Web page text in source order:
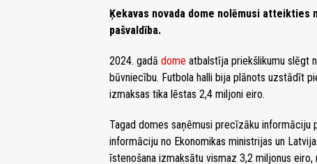
Ķekavas novada dome nolēmusi atteikties
pašvaldība.
2024. gadā dome atbalstīja priekšlikumu slēgt
būvniecību. Futbola halli bija plānots uzstādīt
izmaksas tika lēstas 2,4 miljoni eiro.
Tagad domes saņēmusi precīzāku informāciju
informāciju no Ekonomikas ministrijas un
īstenošana izmaksātu vismaz 3,2 miljonus